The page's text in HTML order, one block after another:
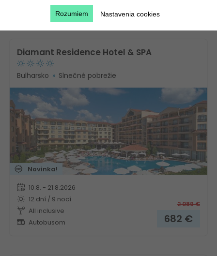
Autobusom
Diamant Residence Hotel & SPA
Bulharsko Slnečné pobrežie
Novinka!
10.8. - 21.8.2026
12 dní / 9 nocí
All inclusive
Autobusom
2 089€
682 €
Nastavenia cookies
Rozumiem